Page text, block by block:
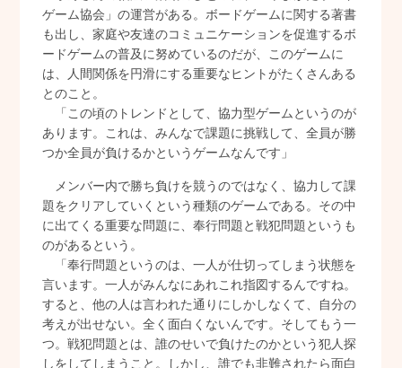
ゲーム協会」の運営がある。ボードゲームに関する著書
も出し、家庭や友達のコミュニケーションを促進するボ
ードゲームの普及に努めているのだが、このゲームに
は、人間関係を円滑にする重要なヒントがたくさんある
とのこと。
「この頃のトレンドとして、協力型ゲームというのが
あります。これは、みんなで課題に挑戦して、全員が勝
つか全員が負けるかというゲームなんです」
メンバー内で勝ち負けを競うのではなく、協力して課
題をクリアしていくという種類のゲームである。その中
に出てくる重要な問題に、奉行問題と戦犯問題というも
のがあるという。
「奉行問題というのは、一人が仕切ってしまう状態を
言います。一人がみんなにあれこれ指図するんですね。
すると、他の人は言われた通りにしかしなくて、自分の
考えが出せない。全く面白くないんです。そしてもう一
つ。戦犯問題とは、誰のせいで負けたのかという犯人探
しをしてしまうこと。しかし、誰でも非難されたら面白